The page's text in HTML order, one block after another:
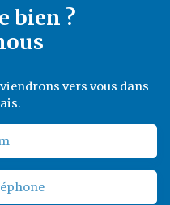
bien ?
vers vous dans